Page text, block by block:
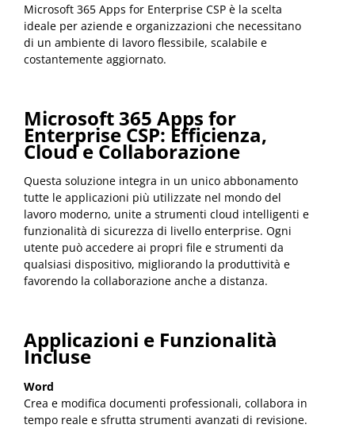
Microsoft 365 Apps for Enterprise CSP è la scelta
ideale per aziende e organizzazioni che necessitano
di un ambiente di lavoro flessibile, scalabile e
costantemente aggiornato.
Microsoft 365 Apps for
Enterprise CSP: Efficienza,
Cloud e Collaborazione
Questa soluzione integra in un unico abbonamento
tutte le applicazioni più utilizzate nel mondo del
lavoro moderno, unite a strumenti cloud intelligenti e
funzionalità di sicurezza di livello enterprise. Ogni
utente può accedere ai propri file e strumenti da
qualsiasi dispositivo, migliorando la produttività e
favorendo la collaborazione anche a distanza.
Applicazioni e Funzionalità
Incluse
Word
Crea e modifica documenti professionali, collabora in
tempo reale e sfrutta strumenti avanzati di revisione.